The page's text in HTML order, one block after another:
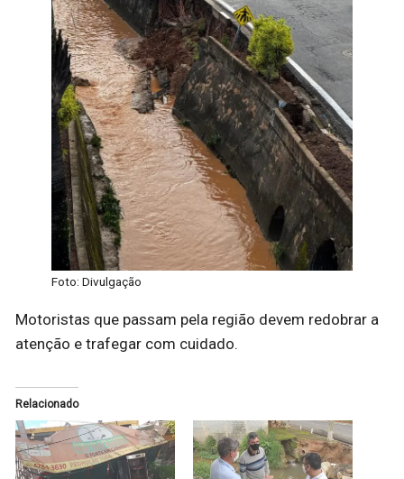
Foto: Divulgação
Motoristas que passam pela região devem redobrar a
atenção e trafegar com cuidado.
Relacionado